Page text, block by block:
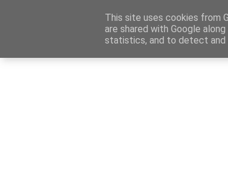
Καταχώρηση Αγγελίας
This site uses cookies from
are shared with Google
statistics, and to detect and